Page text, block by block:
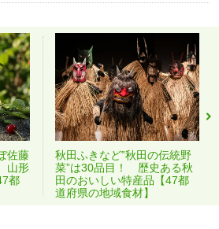
佐藤
山形
都
秋田ふきなど‟秋田の伝統野
菜”は30品目！ 歴史ある秋
田のおいしい特産品【47都
道府県の地域食材】